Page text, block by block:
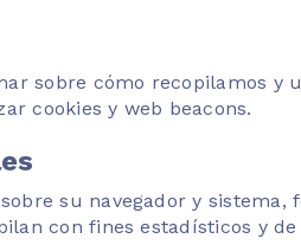
sobre cómo recopilamos y
cookies y web beacons.
su navegador y
con fines estadísticos y